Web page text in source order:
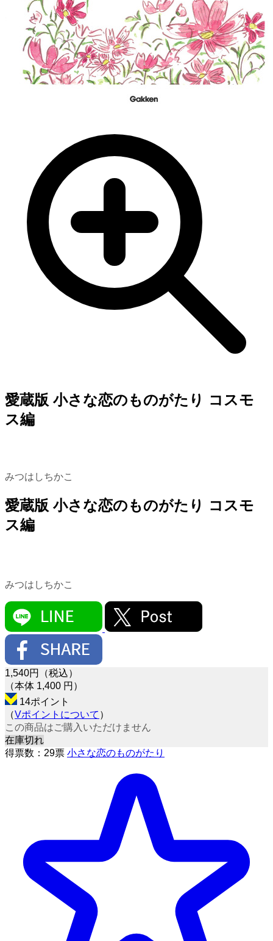
愛蔵版 小さな恋のものがたり コスモ
ス編
みつはしちかこ
愛蔵版 小さな恋のものがたり コスモ
ス編
みつはしちかこ
1,540円（税込）
（本体 1,400 円）
14ポイント
（Vポイントについて ）
この商品はご購入いただけません
在庫切れ
得票数： 29票 小さな恋のものがたり